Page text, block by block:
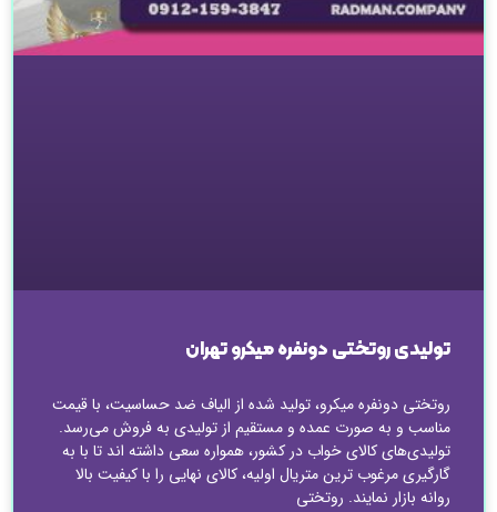
تولیدی روتختی دونفره میکرو تهران
روتختی دونفره میکرو، تولید شده از الیاف ضد حساسیت، با قیمت
مناسب و به صورت عمده و مستقیم از تولیدی به فروش می‌رسد.
تولیدی‌های کالای خواب در کشور، همواره سعی داشته اند تا با به
گارگیری مرغوب ترین متریال اولیه، کالای نهایی را با کیفیت بالا
روانه بازار نمایند. روتختی